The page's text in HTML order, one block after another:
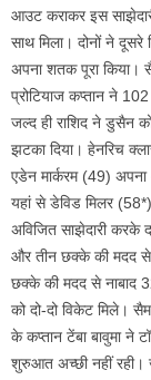
आउट कराकर इस
साथ मिला। दोनों ने दूसरे
अपना शतक पूरा किया।
प्रोटियाज कप्‍तान ने
जल्‍द ही राशिद ने डुसैन
झटका दिया। हेनरिच
एडेन मार्करम (49)
यहां से डेविड मिलर
अविजित साझेदारी करके
और तीन छक्‍के की मदद
छक्‍के की मदद से नाबाद
को दो-दो विकेट मिले।
के कप्‍तान टेंबा बावुमा ने
शुरुआत अच्‍छी नहीं रही।